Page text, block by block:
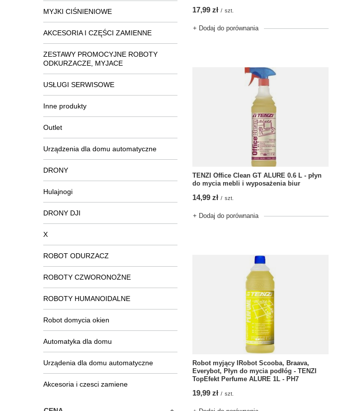
MYJKI CIŚNIENIOWE
AKCESORIA I CZĘŚCI ZAMIENNE
ZESTAWY PROMOCYJNE ROBOTY
ODKURZACZE, MYJACE
USŁUGI SERWISOWE
Inne produkty
Outlet
Urządzenia dla domu automatyczne
DRONY
Hulajnogi
DRONY DJI
X
ROBOT ODURZACZ
ROBOTY CZWORONOŻNE
ROBOTY HUMANOIDALNE
Robot domycia okien
Automatyka dla domu
Urządenia dla domu automatyczne
Akcesoria i czesci zamiene
17,99 zł / szt.
+ Dodaj do porównania
TENZI Office Clean GT ALURE 0.6 L - płyn
do mycia mebli i wyposażenia biur
14,99 zł / szt.
+ Dodaj do porównania
Robot myjący IRobot Scooba, Braava,
Everybot, Płyn do mycia podłóg - TENZI
TopEfekt Perfume ALURE 1L - PH7
19,99 zł / szt.